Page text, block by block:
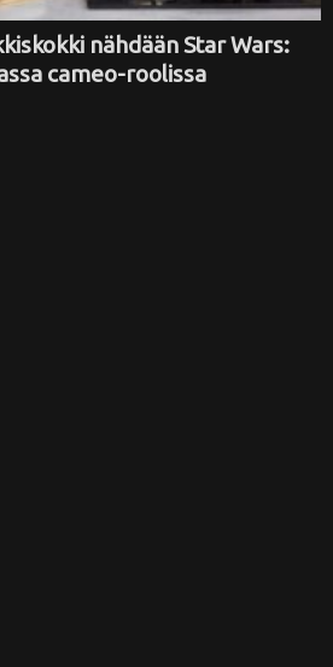
nähdään Star Wars:
cameo-roolissa